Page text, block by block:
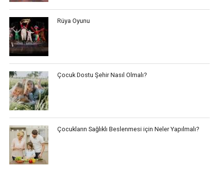
Rüya Oyunu
Çocuk Dostu Şehir Nasıl Olmalı?
Çocukların Sağlıklı Beslenmesi için Neler Yapılmalı?